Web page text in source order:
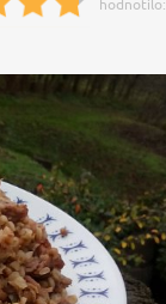
hodnotilo: